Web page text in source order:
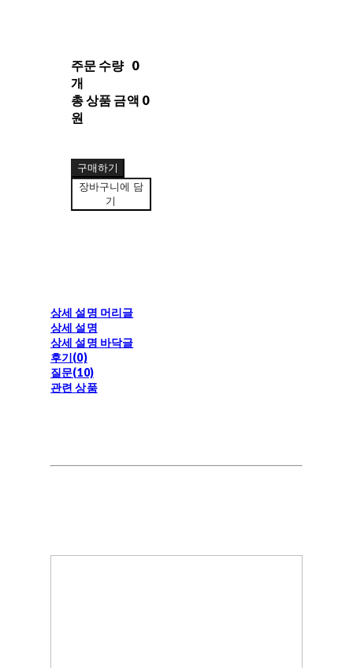
주문 수량 0
개
총 상품 금액 0
원
구매하기
장바구니에 담
기
상세 설명 머리글
상세 설명
상세 설명 바닥글
후기(0)
질문(10)
관련 상품